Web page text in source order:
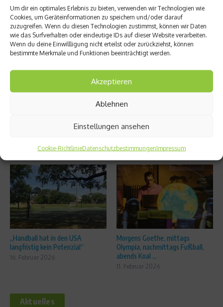
Um dir ein optimales Erlebnis zu bieten, verwenden wir Technologien wie
Cookies, um Geräteinformationen zu speichern und/oder darauf
zuzugreifen. Wenn du diesen Technologien zustimmst, können wir Daten
wie das Surfverhalten oder eindeutige IDs auf dieser Website verarbeiten.
Wenn du deine Einwillligung nicht erteilst oder zurückziehst, können
bestimmte Merkmale und Funktionen beeinträchtigt werden.
Akzeptieren
Ablehnen
Einstellungen ansehen
Cookie-RichtlinieDatenschutzbestimmungenImpressum
Aerobi
c mit
Kick –
Thairo
bic
Unruhi
ge
Beine
in der
Nacht
Ähnliche Beiträge
„Handball hat in den USA
langfristig kein Potenzial“
16. Februar 2026
Morgens Goethe, mittags
Olympia, nachmittags Fußball,
abends Koal ...
11. Februar 2026
Aktuelles